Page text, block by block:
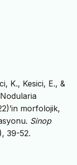
K., Kesici, E., &
morfolojik,
Sinop
39-52.